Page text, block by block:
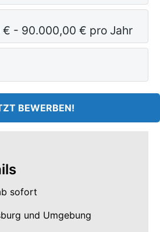
- 90.000,00 € pro Jahr
BEWERBEN!
sofort
und Umgebung